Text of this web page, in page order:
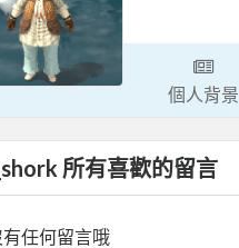
個人背景
所有喜歡的留言
任何留言哦